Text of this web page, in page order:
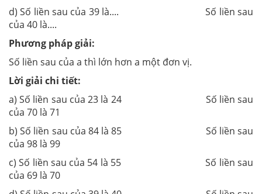
d) Số liền sau của 39 là.... Số liền sau
của 40 là....
Phương pháp giải:
Số liền sau của a thì lớn hơn a một đơn vị.
Lời giải chi tiết:
a) Số liền sau của 23 là 24 Số liền sau
của 70 là 71
b) Số liền sau của 84 là 85 Số liền sau
của 98 là 99
c) Số liền sau của 54 là 55 Số liền sau
của 69 là 70